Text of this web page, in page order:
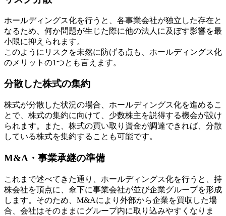
ホールディングス化を行うと、各事業会社が独立した存在と
なるため、何か問題が生じた際に他の法人に及ぼす影響を最
小限に抑えられます。
このようにリスクを未然に防げる点も、ホールディングス化
のメリットの1つとも言えます。
分散した株式の集約
株式が分散した状況の場合、ホールディングス化を進めるこ
とで、株式の集約に向けて、少数株主を説得する機会が設け
られます。また、株式の買い取り資金が調達できれば、分散
している株式を集約することも可能です。
M&A・事業承継の準備
これまで述べてきた通り、ホールディングス化を行うと、持
株会社を頂点に、傘下に事業会社が並び企業グループを形成
します。そのため、M&Aにより外部から企業を買収した場
合、会社はそのままにグループ内に取り込みやすくなりま